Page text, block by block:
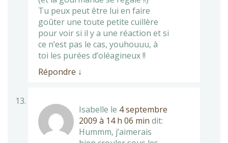
Tu peux peut être lui en faire
goûter une toute petite cuillère
pour voir si il y a une réaction et si
ce n’est pas le cas, youhouuu, à
toi les purées d’oléagineux !!
Répondre ↓
Isabelle le 4 septembre
2009 à 14 h 06 min dit:
Hummm, j’aimerais